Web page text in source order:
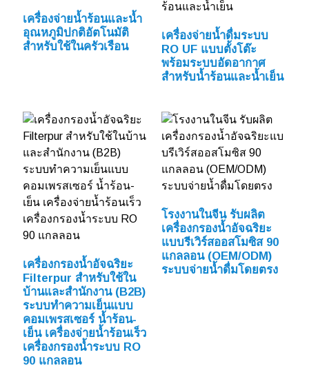
เครื่องจ่ายน้ำร้อนและน้ำ
อุณหภูมิปกติอัตโนมัติ
สำหรับใช้ในครัวเรือน
เครื่องจ่ายน้ำดื่มระบบ
RO UF แบบตั้งโต๊ะ
พร้อมระบบอัดอากาศ
สำหรับน้ำร้อนและน้ำเย็น
เครื่องกรองน้ำอัจฉริยะ
Filterpur สำหรับใช้ใน
บ้านและสำนักงาน (B2B)
ระบบทำความเย็นแบบ
คอมเพรสเซอร์ น้ำร้อน-
เย็น เครื่องจ่ายน้ำร้อนเร็ว
เครื่องกรองน้ำระบบ RO
90 แกลลอน
โรงงานในจีน รับผลิต
เครื่องกรองน้ำอัจฉริยะ
แบบรีเวิร์สออสโมซิส 90
แกลลอน (OEM/ODM)
ระบบจ่ายน้ำดื่มโดยตรง